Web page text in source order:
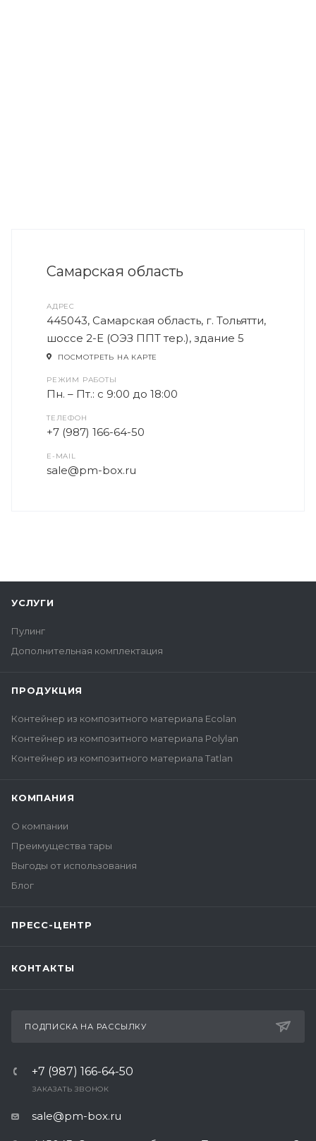
Самарская область
АДРЕС
445043, Самарская область, г. Тольятти,
шоссе 2-Е (ОЭЗ ППТ тер.), здание 5
ПОСМОТРЕТЬ НА КАРТЕ
РЕЖИМ РАБОТЫ
Пн. – Пт.: с 9:00 до 18:00
ТЕЛЕФОН
+7 (987) 166-64-50
E-MAIL
sale@pm-box.ru
УСЛУГИ
Пулинг
Дополнительная комплектация
ПРОДУКЦИЯ
Контейнер из композитного материала Ecolan
Контейнер из композитного материала Polylan
Контейнер из композитного материала Tatlan
КОМПАНИЯ
О компании
Преимущества тары
Выгоды от использования
Блог
ПРЕСС-ЦЕНТР
КОНТАКТЫ
ПОДПИСКА НА РАССЫЛКУ
+7 (987) 166-64-50
ЗАКАЗАТЬ ЗВОНОК
sale@pm-box.ru